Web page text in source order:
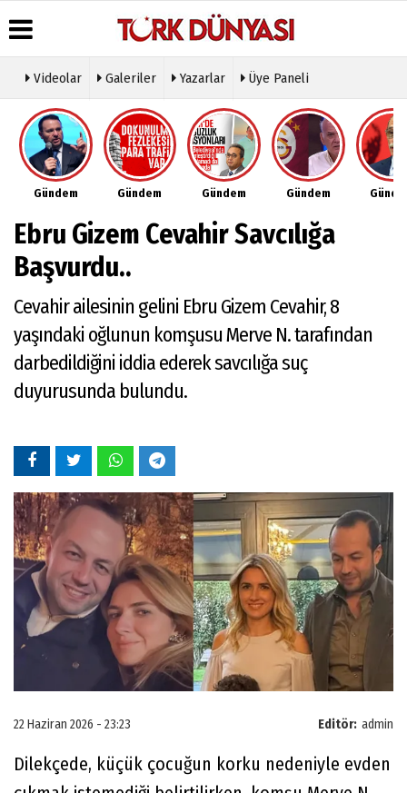
Üye Paneli
Haber
Arşivi
Gazete
Arşivi
Günün
Haberleri
Hava
Durumu
Gazete
Manşetleri
Anketler
Biyografiler
Köşe
Yazarları
Video
Galeri
Foto
Etkinlikler
Künye
İletişim
Çerez
Politikası
İlkeleri
Videolar Galeriler Yazarlar Üye Paneli
Gündem Gündem Gündem Gündem
Ebru Gizem Cevahir Savcılığa
Başvurdu..
Cevahir ailesinin gelini Ebru Gizem Cevahir, 8
yaşındaki oğlunun komşusu Merve N. tarafından
darbedildiğini iddia ederek savcılığa suç
duyurusunda bulundu.
Editör: admin
22 Haziran 2026 - 23:23
Dilekçede, küçük çocuğun korku nedeniyle evden